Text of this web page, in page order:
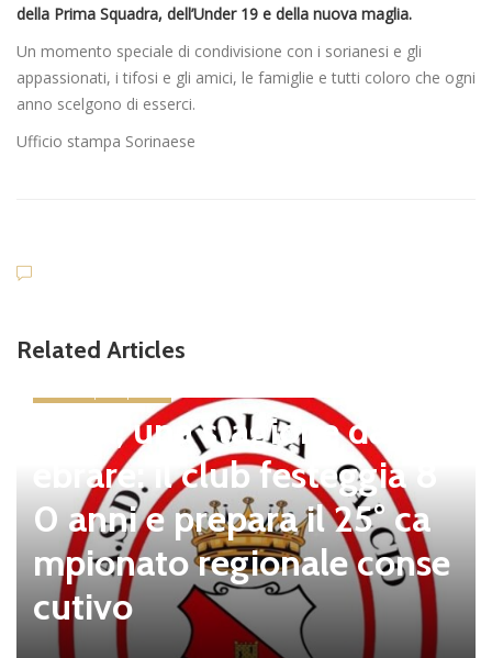
della Prima Squadra, dell’Under 19 e della nuova maglia.
Un momento speciale di condivisione con i sorianesi e gli
appassionati, i tifosi e gli amici, le famiglie e tutti coloro che ogni
anno scelgono di esserci.
Ufficio stampa Sorinaese
Related Articles
Tolfa, una stagione da cel
ebrare: il club festeggia 8
0 anni e prepara il 25° ca
mpionato regionale conse
cutivo